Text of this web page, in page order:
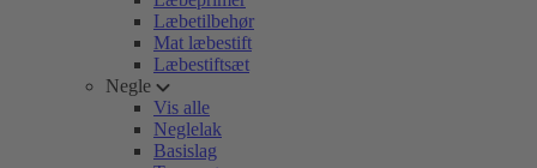
Læbetilbehør
Mat læbestift
Læbestiftsæt
Negle
Vis alle
Neglelak
Basislag